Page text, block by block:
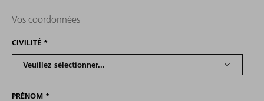
Vos coordonnées
CIVILITÉ *
PRÉNOM *